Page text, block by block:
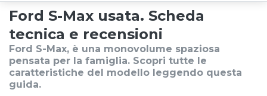
Ford S-Max usata. Scheda
tecnica e recensioni
Ford S-Max, è una monovolume spaziosa
pensata per la famiglia. Scopri tutte le
caratteristiche del modello leggendo questa
guida.